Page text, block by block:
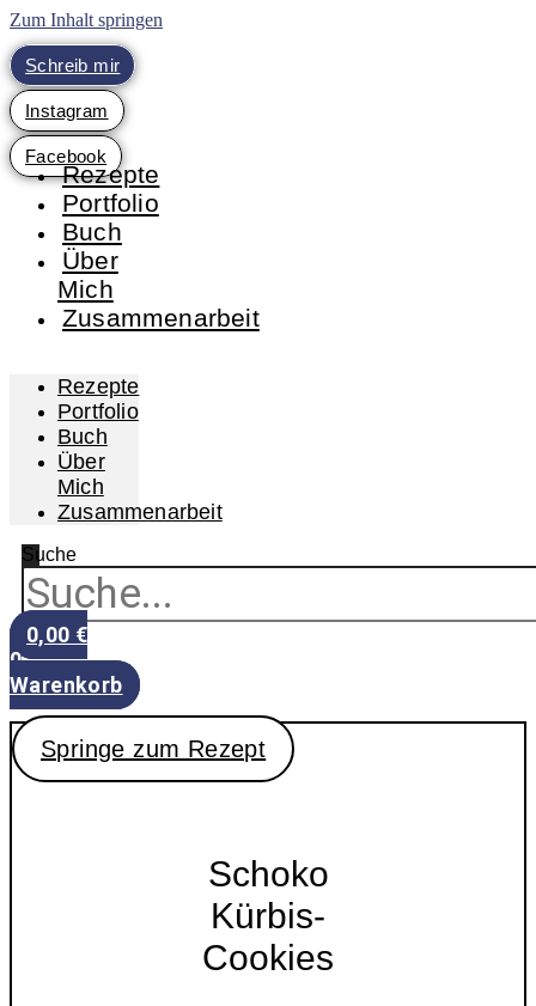
Zum Inhalt springen
Schreib mir
Instagram
Facebook
Rezepte
Portfolio
Buch
Über
Mich
Zusammenarbeit
Rezepte
Portfolio
Buch
Über
Mich
Zusammenarbeit
Suche
0,00 €
0
Warenkorb
Springe zum Rezept
Schoko
Kürbis-
Cookies